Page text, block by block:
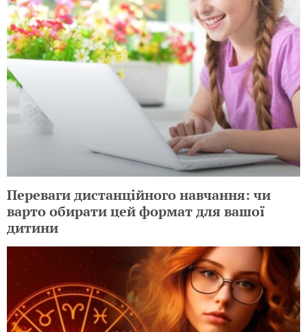
Переваги дистанційного навчання: чи
варто обирати цей формат для вашої
дитини